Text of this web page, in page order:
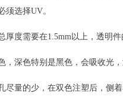
须选择UV。
厚度需要在1.5mm以上，透明
，深色特别是黑色，会吸收光
尽量的少，在双色注塑后，侧